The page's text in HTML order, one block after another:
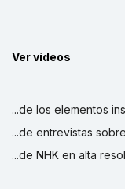
Ver vídeos
...de los elementos
...de entrevistas
...de NHK en alta